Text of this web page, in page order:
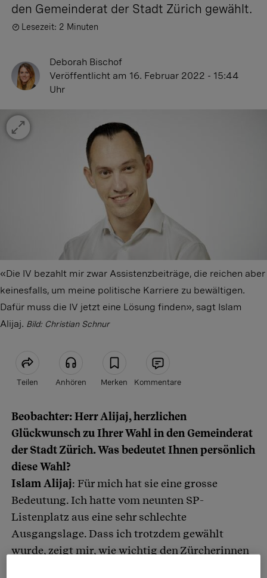
den Gemeinderat der Stadt Zürich gewählt.
Lesezeit: 2 Minuten
Deborah Bischof
Veröffentlicht am 16. Februar 2022 - 15:44
Uhr
«Die IV bezahlt mir zwar Assistenzbeiträge, die reichen aber
keinesfalls, um meine politische Karriere zu bewältigen.
Dafür muss die IV jetzt eine Lösung finden», sagt Islam
Alijaj. Bild: Christian Schnur
Teilen Anhören Merken Kommentare
Artikel teilen
Beobachter: Herr Alijaj, herzlichen
Glückwunsch zu Ihrer Wahl in den Gemeinderat
der Stadt Zürich. Was bedeutet Ihnen persönlich
diese Wahl?
Islam Alijaj: Für mich hat sie eine grosse
Bedeutung. Ich hatte vom neunten SP-
Listenplatz aus eine sehr schlechte
Ausgangslage. Dass ich trotzdem gewählt
wurde, zeigt mir, wie wichtig den Zürcherinnen